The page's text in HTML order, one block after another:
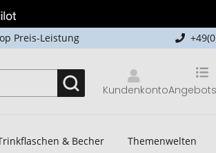
Preis-Leistung
Kundenkonto
& Becher Themenwelten